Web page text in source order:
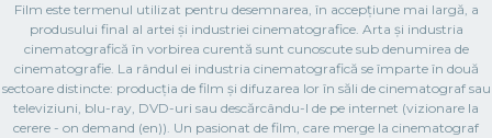
Film este termenul utilizat pentru desemnarea, în accepțiune mai largă, a
produsului final al artei și industriei cinematografice. Arta și industria
cinematografică în vorbirea curentă sunt cunoscute sub denumirea de
cinematografie. La rândul ei industria cinematografică se împarte în două
sectoare distincte: producția de film și difuzarea lor în săli de cinematograf sau
televiziuni, blu-ray, DVD-uri sau descărcându-l de pe internet (vizionare la
cerere - on demand (en)). Un pasionat de film, care merge la cinematograf